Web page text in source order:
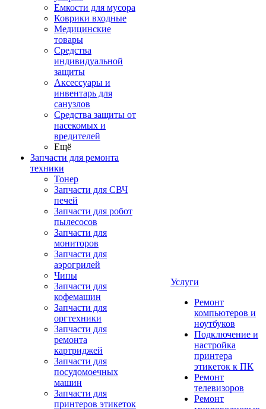
Емкости для мусора
Коврики входные
Медицинские
товары
Средства
индивидуальной
защиты
Аксессуары и
инвентарь для
санузлов
Средства защиты от
насекомых и
вредителей
Ещё
Запчасти для ремонта
техники
Тонер
Запчасти для СВЧ
печей
Запчасти для робот
пылесосов
Запчасти для
мониторов
Запчасти для
аэрогрилей
Чипы
Запчасти для
кофемашин
Запчасти для
оргтехники
Запчасти для
ремонта
картриджей
Запчасти для
посудомоечных
машин
Запчасти для
принтеров этикеток
Услуги
Ремонт
компьютеров и
ноутбуков
Подключение и
настройка
принтера
этикеток к ПК
Ремонт
телевизоров
Ремонт